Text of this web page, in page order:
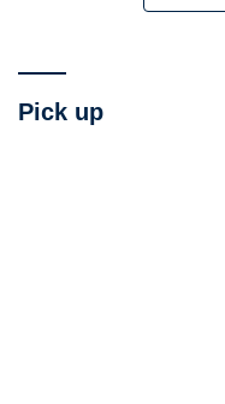
Pick up